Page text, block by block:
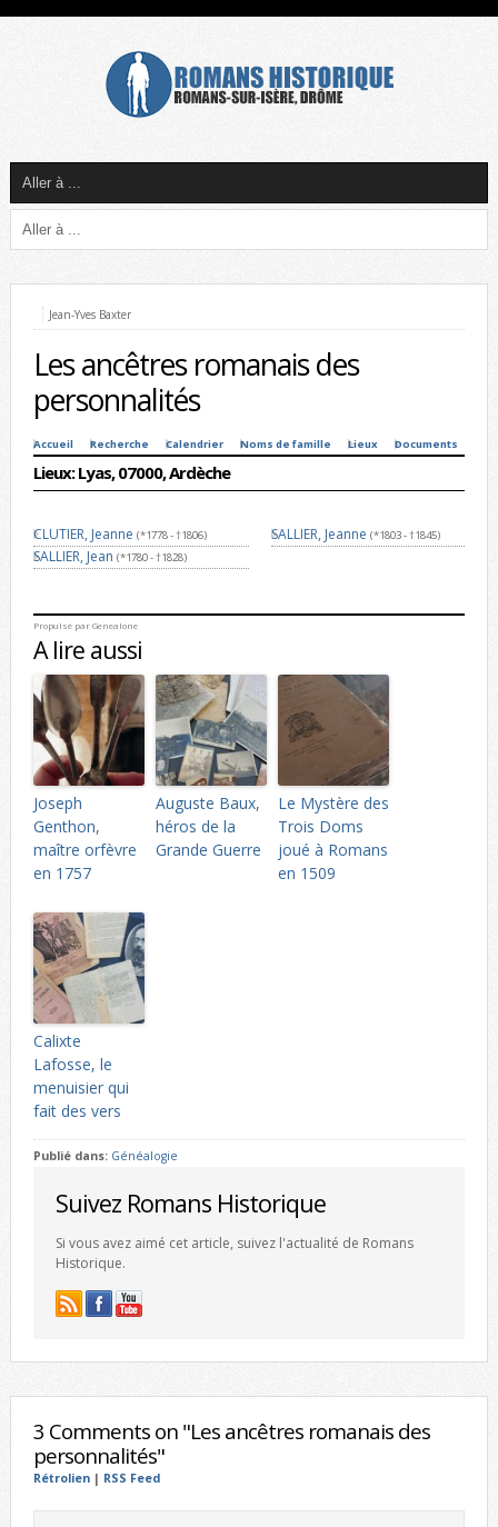
Jean-Yves Baxter
Les ancêtres romanais des
personnalités
Accueil Recherche Calendrier Noms de famille Lieux Documents
Lieux: Lyas, 07000, Ardèche
CLUTIER, Jeanne (*1778 - †1806)
SALLIER, Jean (*1780 - †1828)
SALLIER, Jeanne (*1803 - †1845)
Propulsé par Genealone
A lire aussi
Joseph
Genthon,
maître orfèvre
en 1757
Auguste Baux,
héros de la
Grande Guerre
Le Mystère des
Trois Doms
joué à Romans
en 1509
Calixte
Lafosse, le
menuisier qui
fait des vers
Publié dans: Généalogie
Suivez Romans Historique
Si vous avez aimé cet article, suivez l'actualité de Romans
Historique.
3 Comments on "Les ancêtres romanais des
personnalités"
Rétrolien| RSS Feed